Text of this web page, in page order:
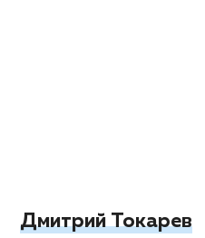
Дмитрий Токарев